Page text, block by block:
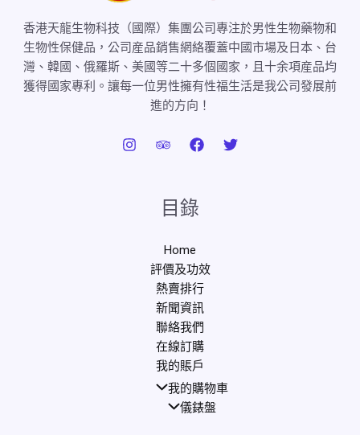
香港天龍生物科技（國際）集團公司專注於男性生物藥物和
生物性保健品，公司産品銷售網絡覆蓋中國市場及日本、台
灣、韓國、俄羅斯、美國等二十多個國家，且十余項産品均
獲得國家專利。讓每一位男性擁有性福生活是我公司發展前
進的方向！
目錄
Home
評價及功效
熱賣排行
新聞資訊
聯絡我們
在線訂購
我的賬戶
我的購物車
儀錶盤